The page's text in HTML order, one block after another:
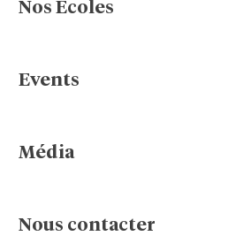
Nos Écoles
Events
Média
Nous contacter